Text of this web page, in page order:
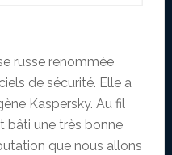
russe renommée
de sécurité. Elle a
Kaspersky. Au fil
bâti une très bonne
que nous allons